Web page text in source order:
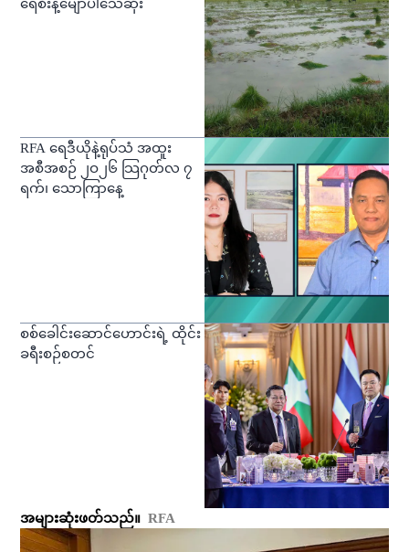
ရေစီးနဲ့မျောပါသေဆုံး
RFA ရေဒီယိုနဲ့ရုပ်သံ အထူး
အစီအစဉ် ၂ဝ၂၆ သြဂုတ်လ ၇
ရက်၊ သောကြာနေ့
စစ်ခေါင်းဆောင်ဟောင်းရဲ့ ထိုင်း
ခရီးစဉ်စတင်
အများဆုံးဖတ်သည်။ RFA